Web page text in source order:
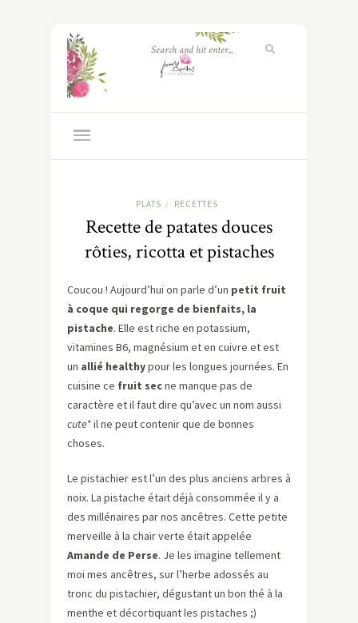
PLATS / RECETTES
Recette de patates douces
rôties, ricotta et pistaches
Coucou ! Aujourd’hui on parle d’un petit fruit
à coque qui regorge de bienfaits, la
pistache. Elle est riche en potassium,
vitamines B6, magnésium et en cuivre et est
un allié healthypour les longues journées. En
cuisine ce fruit secne manque pas de
caractère et il faut dire qu’avec un nom aussi
cute*il ne peut contenir que de bonnes
choses.
Le pistachier est l’un des plus anciens arbres à
noix. La pistache était déjà consommée il y a
des millénaires par nos ancêtres. Cette petite
merveille à la chair verte était appelée
Amande de Perse. Je les imagine tellement
moi mes ancêtres, sur l’herbe adossés au
tronc du pistachier, dégustant un bon thé à la
menthe et décortiquant les pistaches ;)